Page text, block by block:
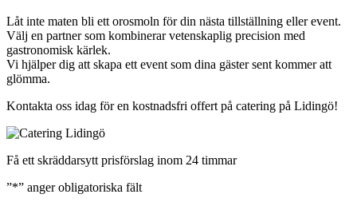
Låt inte maten bli ett orosmoln för din nästa tillställning eller event.
Välj en partner som kombinerar vetenskaplig precision med
gastronomisk kärlek.
Vi hjälper dig att skapa ett event som dina gäster sent kommer att
glömma.
Kontakta oss idag för en kostnadsfri offert på catering på Lidingö!
Få ett skräddarsytt prisförslag inom 24 timmar
”*” anger obligatoriska fält